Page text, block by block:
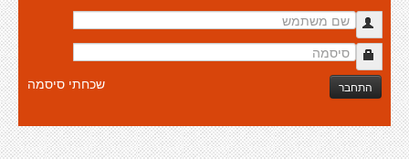
התחבר שכחתי סיסמה